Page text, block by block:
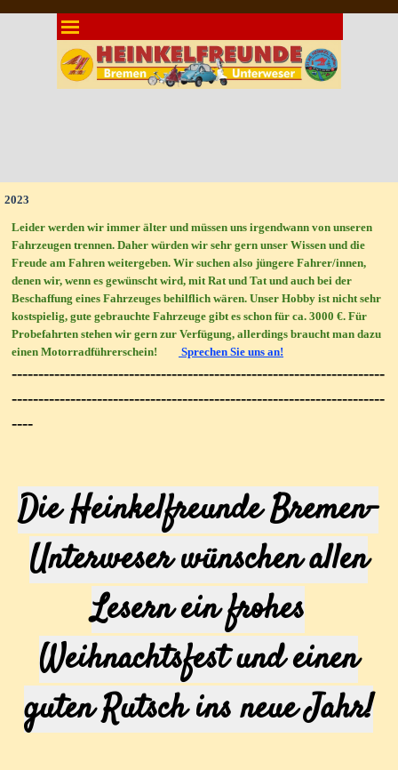
2023
Leider werden wir immer älter und müssen uns irgendwann von unseren
Fahrzeugen trennen. Daher würden wir sehr gern unser Wissen und die
Freude am Fahren weitergeben. Wir suchen also jüngere Fahrer/innen,
denen wir, wenn es gewünscht wird, mit Rat und Tat und auch bei der
Beschaffung eines Fahrzeuges behilflich wären. Unser Hobby ist nicht sehr
kostspielig, gute gebrauchte Fahrzeuge gibt es schon für ca. 3000 €. Für
Probefahrten stehen wir gern zur Verfügung, allerdings braucht man dazu
einen Motorradführerschein!
Sprechen Sie uns an!
----------------------------------------------------------------------
----------------------------------------------------------------------
----
Die Heinkelfreunde Bremen-
Unterweser wünschen allen
Lesern ein frohes
Weihnachtsfest und einen
guten Rutsch ins neue Jahr!